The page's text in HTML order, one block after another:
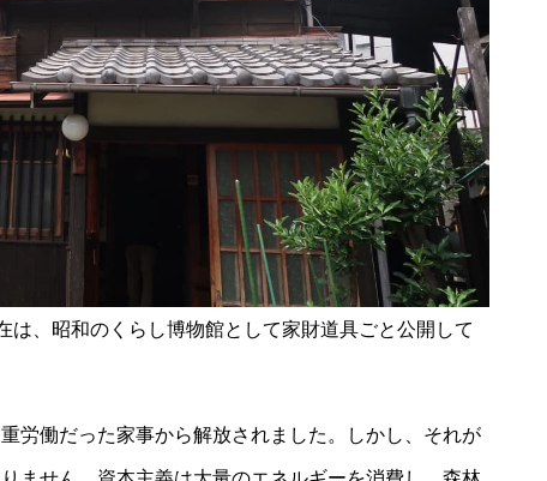
は、昭和のくらし博物館として家財道具ごと公開して
労働だった家事から解放されました。しかし、それが